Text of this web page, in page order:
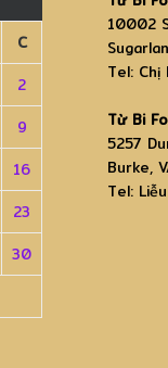
C
2
9
16
23
30
10002
Tel:
Từ Bi
5257
Burke,
Tel: